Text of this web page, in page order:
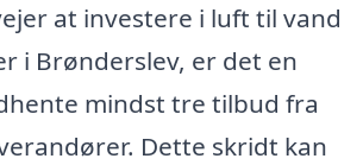
at investere i luft til vand
i Brønderslev, er det en
mindst tre tilbud fra
Dette skridt kan